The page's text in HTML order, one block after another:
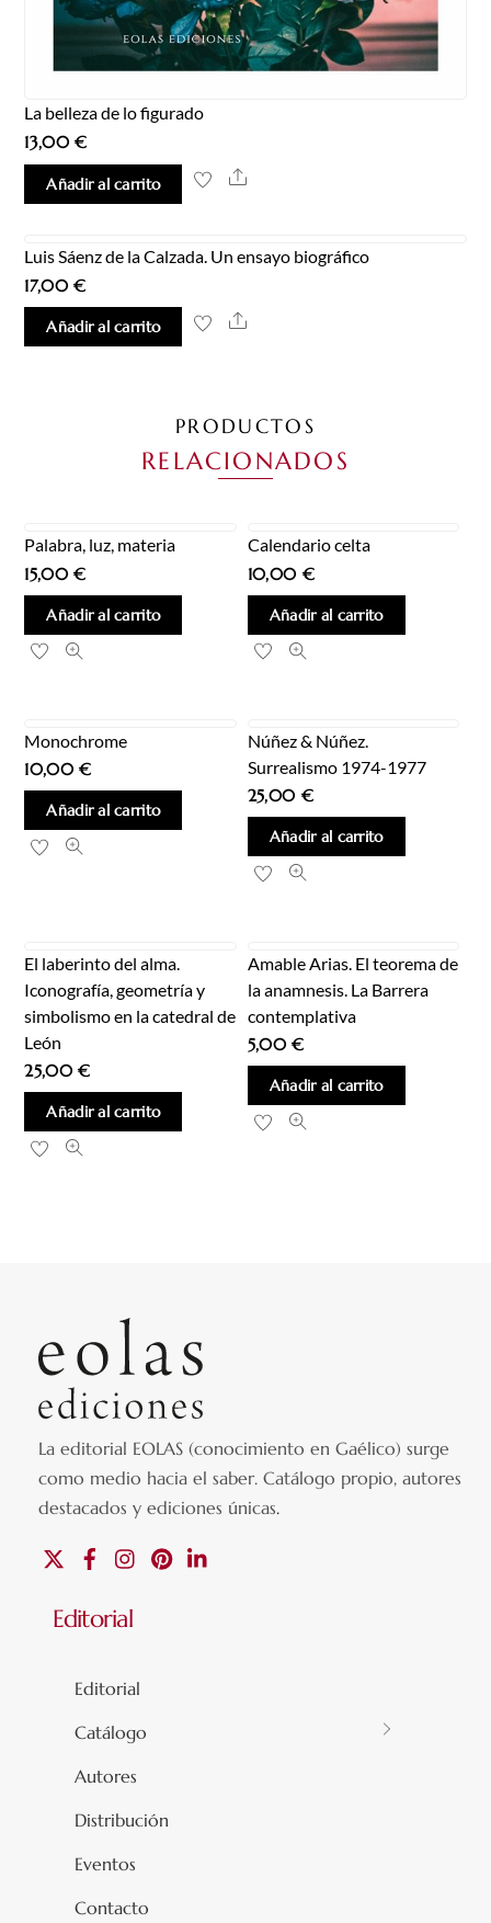
La belleza de lo figurado
13,00€
Añadir al carrito Share
Luis Sáenz de la Calzada. Un ensayo biográfico
17,00€
Añadir al carrito Share
PRODUCTOS
RELACIONADOS
Palabra, luz, materia
15,00€
Añadir al carrito
Calendario celta
10,00 €
Añadir al carrito
Monochrome
10,00€
Añadir al carrito
Núñez & Núñez.
Surrealismo 1974-1977
25,00 €
Añadir al carrito
El laberinto del alma.
Iconografía, geometría y
simbolismo en la catedral de
León
25,00€
Añadir al carrito
Amable Arias. El teorema de
la anamnesis. La Barrera
contemplativa
5,00€
Añadir al carrito
La editorial EOLAS (conocimiento en Gaélico) surge
como medio hacia el saber.Catálogo propio, autores
destacados y ediciones únicas.
FacebookInstagramPinterest
Editorial
Editorial
Catálogo
Autores
Distribución
Eventos
Contacto